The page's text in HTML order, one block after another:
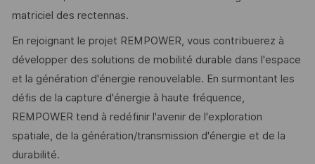
matriciel des rectennas.
En rejoignant le projet REMPOWER, vous contribuerez à
développer des solutions de mobilité durable dans l'espace
et la génération d'énergie renouvelable. En surmontant les
défis de la capture d'énergie à haute fréquence,
REMPOWER tend à redéfinir l'avenir de l'exploration
spatiale, de la génération/transmission d'énergie et de la
durabilité.